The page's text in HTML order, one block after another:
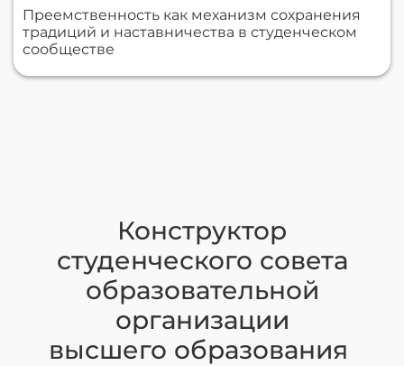
Преемственность как механизм сохранения
традиций и наставничества в студенческом
сообществе
Конструктор
студенческого совета
образовательной
организации
высшего образования